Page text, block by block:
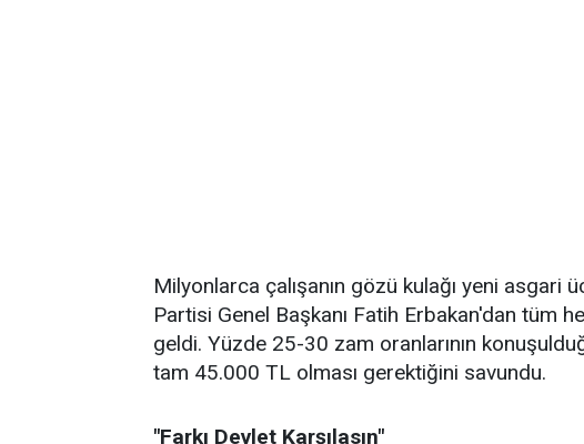
Milyonlarca çalışanın gözü kulağı yeni asgari
Partisi Genel Başkanı Fatih Erbakan'dan tüm
geldi. Yüzde 25-30 zam oranlarının
tam 45.000 TL olması gerektiğini savundu.
"Farkı Devlet Karşılasın"